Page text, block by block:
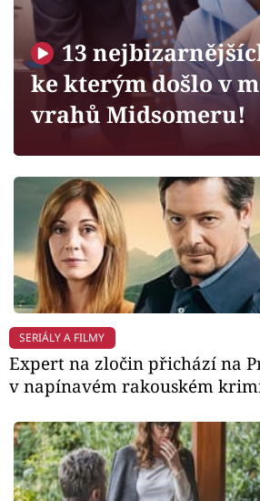
Sledujte prima+
Filmový festival Karlovy
Mámy sobě
Přihlášení
Sledujte nás
13
ke kterým došlo v
vrahů Midsomeru!
SERIÁLY A FILMY
Expert na zločin přichází na
v napínavém rakouském